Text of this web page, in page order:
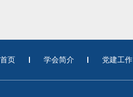
首页 学会简介 党建工作